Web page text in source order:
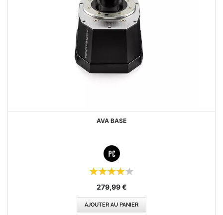
AVA BASE
279,99 €
AJOUTER AU PANIER